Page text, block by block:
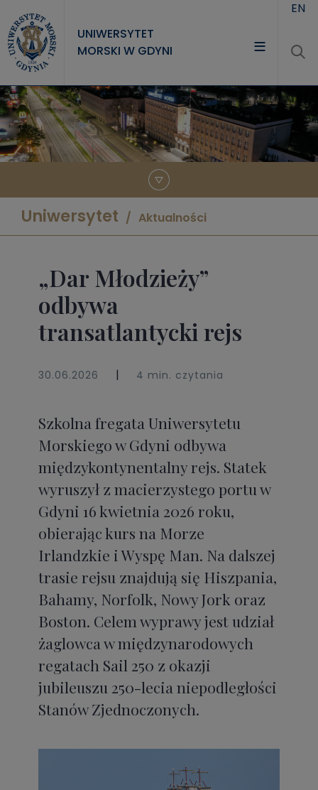
UNIWERSYTET
MORSKI W GDYNI
UNIWERSYTET
STUDIA
NAUKA
EN
Uniwersytet Aktualności
„Dar Młodzieży”
odbywa
transatlantycki rejs
30.06.2026 | 4 min. czytania
Szkolna fregata Uniwersytetu
Morskiego w Gdyni odbywa
międzykontynentalny rejs. Statek
wyruszył z macierzystego portu w
Gdyni 16 kwietnia 2026 roku,
obierając kurs na Morze
Irlandzkie i Wyspę Man. Na dalszej
trasie rejsu znajdują się Hiszpania,
Bahamy, Norfolk, Nowy Jork oraz
Boston. Celem wyprawy jest udział
żaglowca w międzynarodowych
regatach Sail 250 z okazji
jubileuszu 250-lecia niepodległości
Stanów Zjednoczonych.